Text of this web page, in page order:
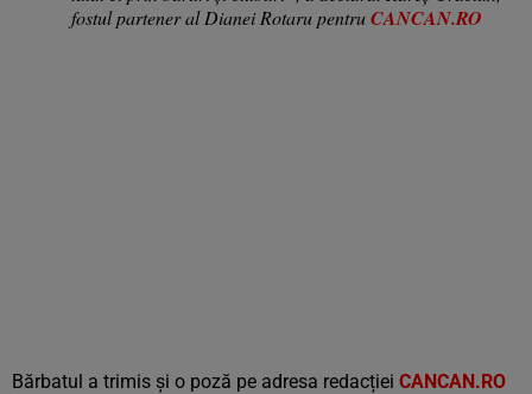
fostul partener al Dianei Rotaru pentruCANCAN.RO
Bărbatul a trimis și o poză pe adresa redacției CANCAN.RO